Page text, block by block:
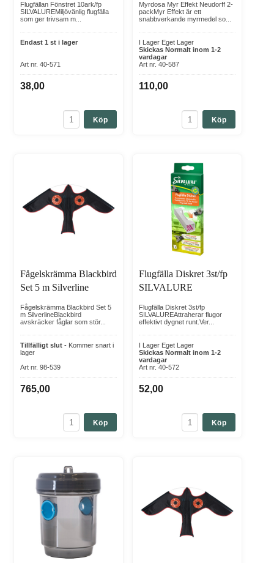
Flugfällan Fönstret 10ark/fp
SILVALUREMiljövänlig flugfälla
som ger trivsam m...
Endast 1 st i lager
Art nr. 40-571
38,00
Köp
Myrdosa Myr Effekt Neudorff 2-
packMyr Effekt är ett
snabbverkande myrmedel so...
I Lager Eget Lager
Skickas Normalt inom 1-2
vardagar
Art nr. 40-587
110,00
Köp
Fågelskrämma Blackbird
Set 5 m Silverline
Fågelskrämma Blackbird Set 5
m SilverlineBlackbird
avskräcker fåglar som stör...
Tillfälligt slut - Kommer snart i
lager
Art nr. 98-539
765,00
Köp
Flugfälla Diskret 3st/fp
SILVALURE
Flugfälla Diskret 3st/fp
SILVALUREAttraherar flugor
effektivt dygnet runt.Ver...
I Lager Eget Lager
Skickas Normalt inom 1-2
vardagar
Art nr. 40-572
52,00
Köp